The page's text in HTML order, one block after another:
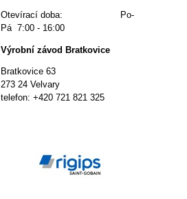
Otevírací doba: Po-
Pá 7:00 - 16:00
Výrobní závod Bratkovice
Bratkovice 63
273 24 Velvary
telefon: +420 721 821 325